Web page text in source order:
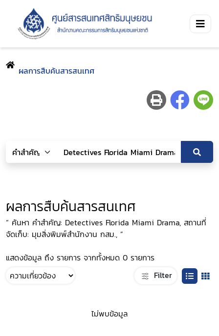
ผลการสืบค้นสารสนเทศ
ผลการสืบค้นสารสนเทศ
“ ค้นหา คำสำคัญ: Detectives Florida Miami Drama, สถานที่
จัดเก็บ: มุมสิ่งพิมพ์สำนักงาน กสม., ”
แสดงข้อมูล ถึง รายการ จากทั้งหมด 0 รายการ
Filter
ไม่พบข้อมูล